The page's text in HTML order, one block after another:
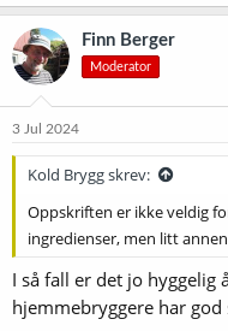
a
k
s
j
o
e
Finn Berger
Moderator
3 Jul 2024
Kold Brygg skrev:
Oppskriften er ikke veldig
ingredienser, men litt
I så fall er det jo hyggelig
hjemmebryggere har god